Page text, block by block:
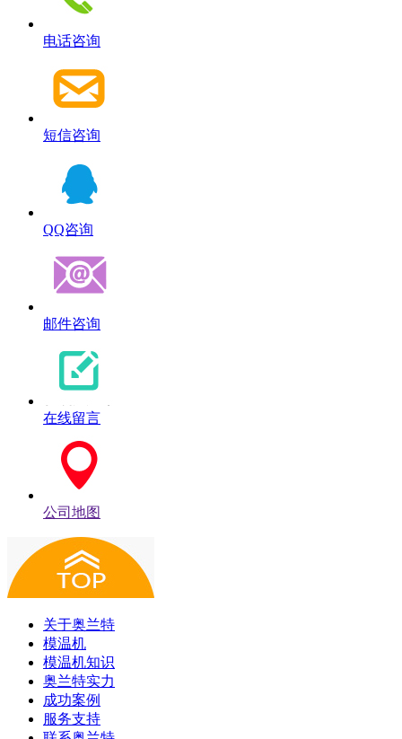
电话咨询
短信咨询
QQ咨询
邮件咨询
在线留言
公司地图
关于奥兰特
模温机
模温机知识
奥兰特实力
成功案例
服务支持